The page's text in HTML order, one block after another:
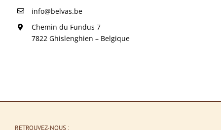
info@belvas.be
Chemin du Fundus 7
7822 Ghislenghien – Belgique
RETROUVEZ-NOUS :